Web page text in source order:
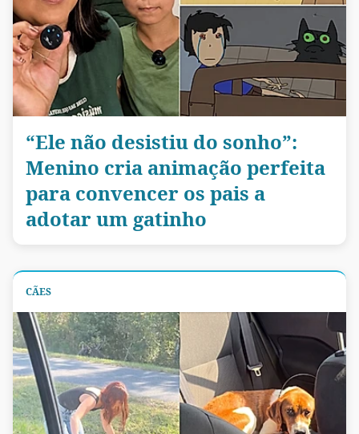
“Ele não desistiu do sonho”:
Menino cria animação perfeita
para convencer os pais a
adotar um gatinho
CÃES